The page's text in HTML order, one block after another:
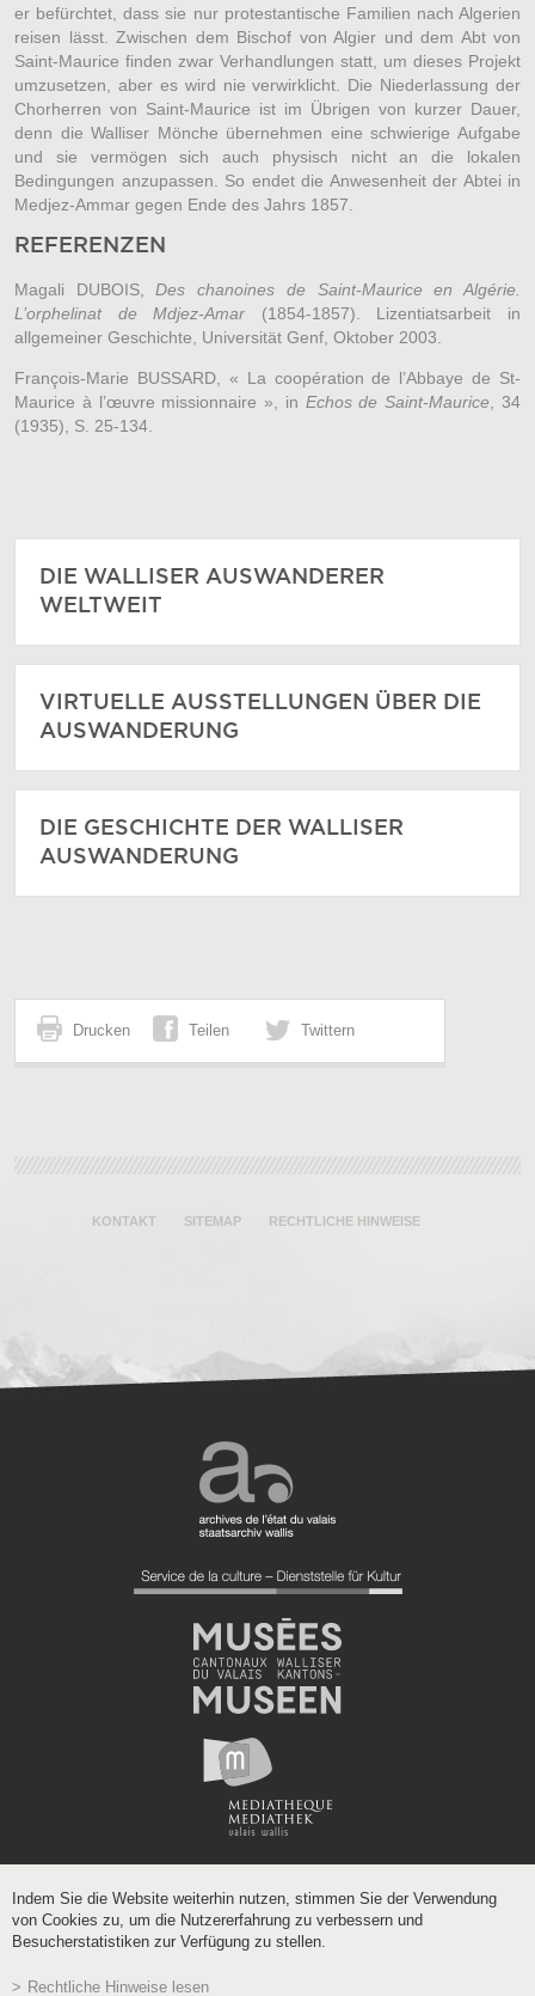
er befürchtet, dass sie nur protestantische Familien nach Algerien
reisen lässt. Zwischen dem Bischof von Algier und dem Abt von
Saint-Maurice finden zwar Verhandlungen statt, um dieses Projekt
umzusetzen, aber es wird nie verwirklicht. Die Niederlassung der
Chorherren von Saint-Maurice ist im Übrigen von kurzer Dauer,
denn die Walliser Mönche übernehmen eine schwierige Aufgabe
und sie vermögen sich auch physisch nicht an die lokalen
Bedingungen anzupassen. So endet die Anwesenheit der Abtei in
Medjez-Ammar gegen Ende des Jahrs 1857.
REFERENZEN
Magali DUBOIS,Des chanoines de Saint-Maurice en Algérie.
L’orphelinat de Mdjez-Amar (1854-1857). Lizentiatsarbeit in
allgemeiner Geschichte, Universität Genf, Oktober 2003.
François-Marie BUSSARD, « La coopération de l’Abbaye de St-
Maurice à l’œuvre missionnaire », in Echos de Saint-Maurice , 34
(1935), S. 25-134.
DIE WALLISER AUSWANDERER
WELTWEIT
VIRTUELLE AUSSTELLUNGEN ÜBER DIE
AUSWANDERUNG
DIE GESCHICHTE DER WALLISER
AUSWANDERUNG
Drucken Teilen Twittern
KONTAKT SITEMAP RECHTLICHE HINWEISE
Indem Sie die Website weiterhin nutzen, stimmen Sie der Verwendung
von Cookies zu, um die Nutzererfahrung zu verbessern und
Besucherstatistiken zur Verfügung zu stellen.
Rechtliche Hinweise lesen